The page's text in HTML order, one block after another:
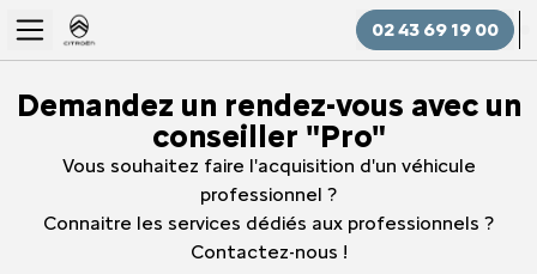
02 43 69 19 00
Demandez un rendez-vous avec un
conseiller "Pro"
Vous souhaitez faire l'acquisition d'un véhicule
professionnel ?
Connaitre les services dédiés aux professionnels ?
Contactez-nous !